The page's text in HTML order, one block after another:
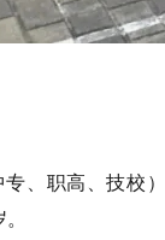
专、职高、技校